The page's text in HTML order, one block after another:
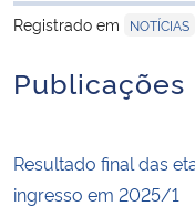
Secretaria de Governo
Registrado em
NOTÍCIAS
Publicações
Resultado final das
ingresso em 2025/1